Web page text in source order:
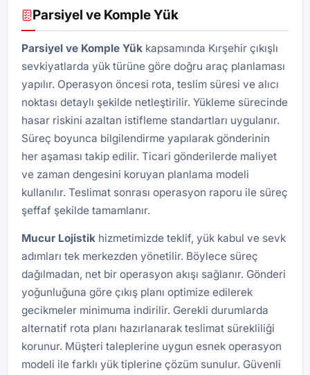
Parsiyel ve Komple Yük
Parsiyel ve Komple Yük kapsamında Kırşehir çıkışlı
sevkiyatlarda yük türüne göre doğru araç planlaması
yapılır. Operasyon öncesi rota, teslim süresi ve alıcı
noktası detaylı şekilde netleştirilir. Yükleme sürecinde
hasar riskini azaltan istifleme standartları uygulanır.
Süreç boyunca bilgilendirme yapılarak gönderinin
her aşaması takip edilir. Ticari gönderilerde maliyet
ve zaman dengesini koruyan planlama modeli
kullanılır. Teslimat sonrası operasyon raporu ile süreç
şeffaf şekilde tamamlanır.
Mucur Lojistik hizmetimizde teklif, yük kabul ve sevk
adımları tek merkezden yönetilir. Böylece süreç
dağılmadan, net bir operasyon akışı sağlanır. Gönderi
yoğunluğuna göre çıkış planı optimize edilerek
gecikmeler minimuma indirilir. Gerekli durumlarda
alternatif rota planı hazırlanarak teslimat sürekliliği
korunur. Müşteri taleplerine uygun esnek operasyon
modeli ile farklı yük tiplerine çözüm sunulur. Güvenli